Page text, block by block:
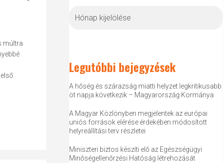
múltra
Legutóbbi bejegyzések
A hőség és szárazság miatti helyzet legkritikusabb
öt napja következik – Magyarország Kormánya
A Magyar Közlönyben megjelentek az európai
uniós források elérése érdekében módosított
helyreállítási terv részletei
Miniszteri biztos készíti elő az Egészségügyi
Minőségellenőrzési Hatóság létrehozását